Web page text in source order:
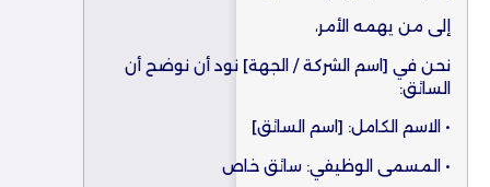
إلى من يهمه الأمر،
نحن في [اسم الشركة / الجهة] نود أن نوضح أن
السائق:
• الاسم الكامل: [اسم السائق]
• المسمى الوظيفي: سائق خاص